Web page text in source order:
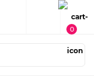
0